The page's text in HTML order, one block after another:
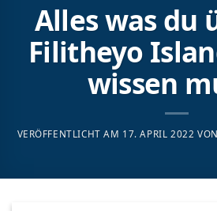
Alles was du
Filitheyo
wissen
VERÖFFENTLICHT AM 17. APRIL 2022